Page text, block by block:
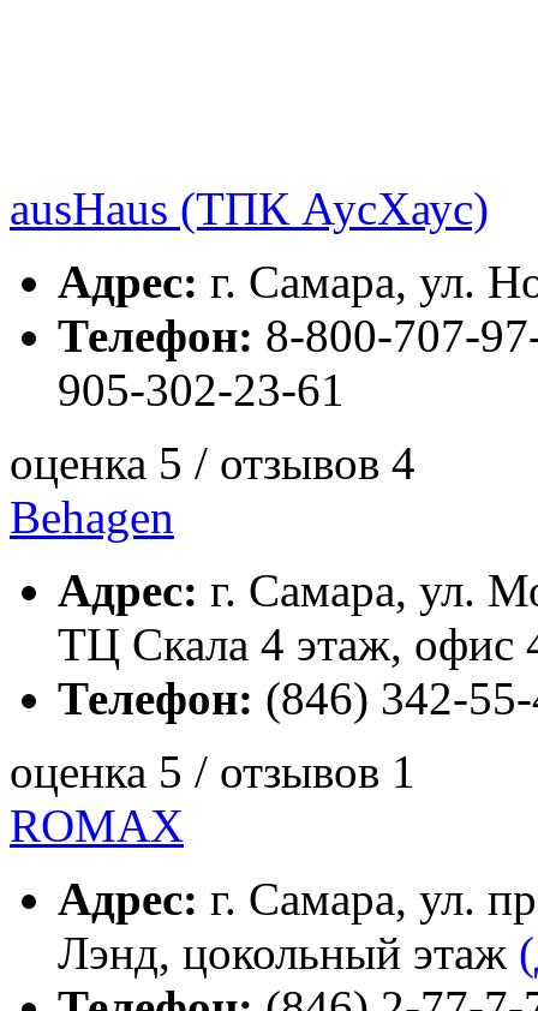
ausHaus (ТПК АусХаус)
Адрес: г. Самара, ул.
Телефон: 8-800-707-
905-302-23-61
оценка 5 / отзывов 4
Behagen
Адрес: г. Самара, ул.
ТЦ Скала 4 этаж, офис
Телефон: (846) 342-
оценка 5 / отзывов 1
ROMAX
Адрес: г. Самара, ул.
Лэнд, цокольный этаж